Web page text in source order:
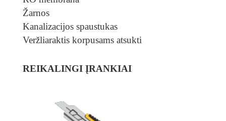
Žarnos
Kanalizacijos spaustukas
Veržliaraktis korpusams atsukti
REIKALINGI ĮRANKIAI